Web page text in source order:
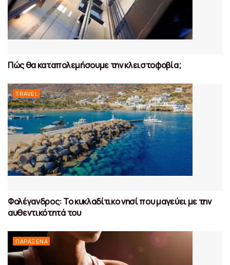
Πώς θα καταπολεμήσουμε την κλειστοφοβία;
TRAVEL
Φολέγανδρος: Το κυκλαδίτικο νησί που μαγεύει με την
αυθεντικότητά του
ΠΑΡΆΞΕΝΑ